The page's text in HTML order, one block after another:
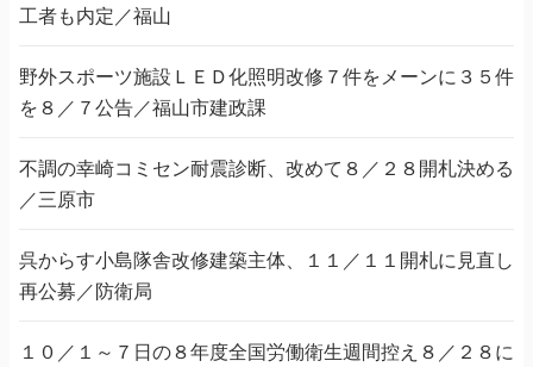
工者も内定／福山
野外スポーツ施設ＬＥＤ化照明改修７件をメーンに３５件
を８／７公告／福山市建政課
不調の幸崎コミセン耐震診断、改めて８／２８開札決める
／三原市
呉からす小島隊舎改修建築主体、１１／１１開札に見直し
再公募／防衛局
１０／１～７日の８年度全国労働衛生週間控え８／２８に